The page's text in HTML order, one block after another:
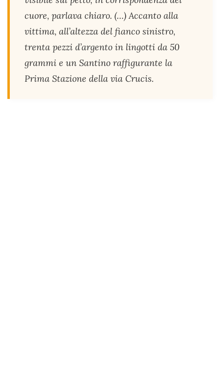
cuore, parlava chiaro. (…) Accanto alla
vittima, all’altezza del fianco sinistro,
trenta pezzi d’argento in lingotti da 50
grammi e un Santino raffigurante la
Prima Stazione della via Crucis.